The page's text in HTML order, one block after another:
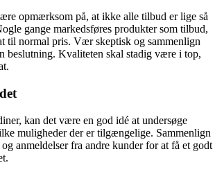
opmærksom på, at ikke alle tilbud er lige så
gange markedsføres produkter som tilbud,
til normal pris. Vær skeptisk og sammenlign
beslutning. Kvaliteten skal stadig være i top,
kan det være en god idé at undersøge
muligheder der er tilgængelige. Sammenlign
anmeldelser fra andre kunder for at få et godt